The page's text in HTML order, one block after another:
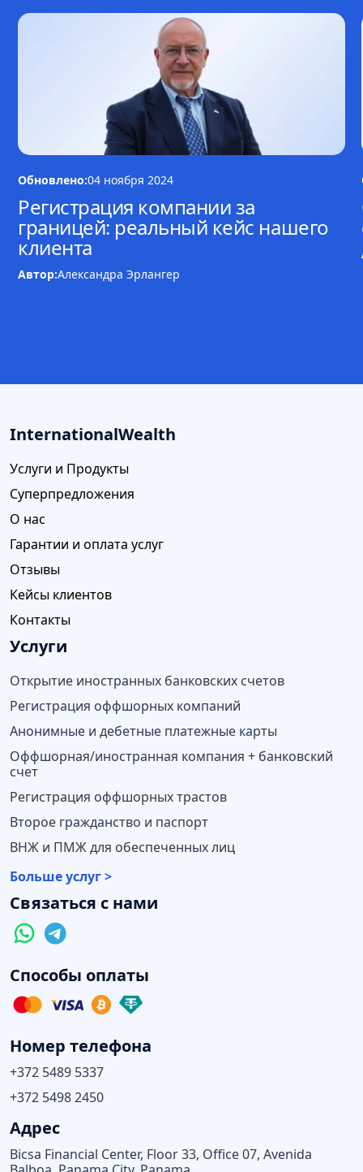
Обновлено:04 ноября 2024
Регистрация компании за
границей: реальный кейс нашего
клиента
Автор:Александра Эрлангер
InternationalWealth
Услуги и Продукты
Суперпредложения
О нас
Гарантии и оплата услуг
Отзывы
Кейсы клиентов
Контакты
Услуги
Открытие иностранных банковских счетов
Регистрация оффшорных компаний
Анонимные и дебетные платежные карты
Оффшорная/иностранная компания + банковский
счет
Регистрация оффшорных трастов
Второе гражданство и паспорт
ВНЖ и ПМЖ для обеспеченных лиц
Больше услуг >
Связаться с нами
Способы оплаты
Номер телефона
+372 5489 5337
+372 5498 2450
Адрес
Bicsa Financial Center, Floor 33, Office 07, Avenida